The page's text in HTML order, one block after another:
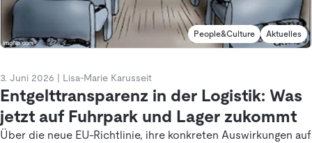
People&Culture Aktuelles
3. Juni 2026 Lisa-Marie Karusseit
Entgelttransparenz in der Logistik: Was
jetzt auf Fuhrpark und Lager zukommt
Über die neue EU-Richtlinie, ihre konkreten Auswirkungen auf